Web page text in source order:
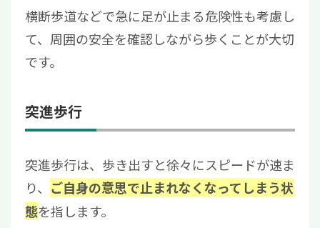
横断歩道などで急に足が止まる危険性も考慮し
て、周囲の安全を確認しながら歩くことが大切
です。
突進歩行
突進歩行は、歩き出すと徐々にスピードが速ま
り、 ご自身の意思で止まれなくなってしまう状
態を指します。